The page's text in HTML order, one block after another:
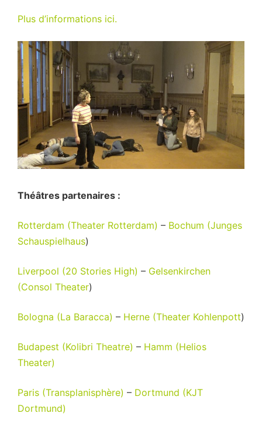
Plus d’informations ici.
Théâtres partenaires :
Rotterdam (Theater Rotterdam) – Bochum (Junges
Schauspielhaus)
Liverpool (20 Stories High) – Gelsenkirchen
(Consol Theater)
Bologna (La Baracca) – Herne (Theater Kohlenpott)
Budapest (Kolibri Theatre) – Hamm (Helios
Theater)
Paris (Transplanisphère) – Dortmund (KJT
Dortmund)